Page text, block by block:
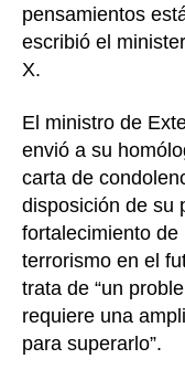
pensamientos
escribió el
X.
El ministro de
envió a su
carta de
disposición de su
fortalecimiento
terrorismo en el
trata de “un
requiere una
para superarlo”.